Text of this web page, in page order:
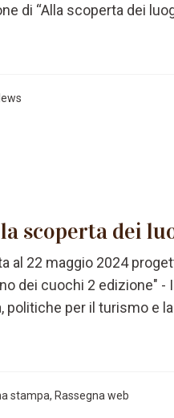
di “Alla scoperta dei
scoperta dei
al 22 maggio 2024
dei cuochi 2 edizione"
politiche per il turismo e
stampa, Rassegna web